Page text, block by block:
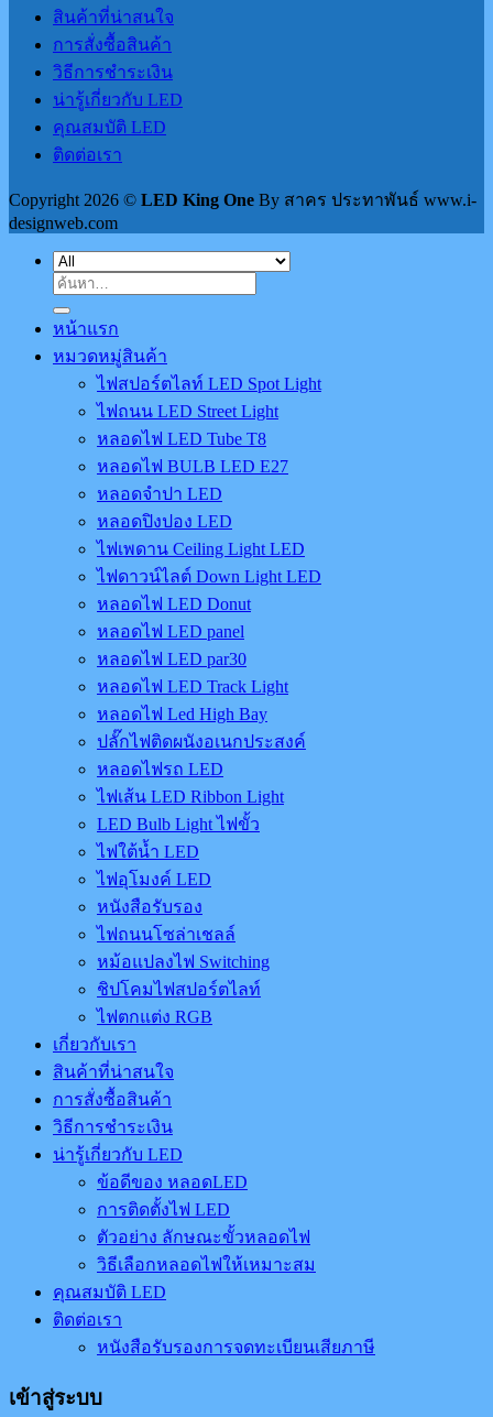
สินค้าที่น่าสนใจ
การสั่งซื้อสินค้า
วิธีการชำระเงิน
น่ารู้เกี่ยวกับ LED
คุณสมบัติ LED
ติดต่อเรา
Copyright 2026 © LED King One By สาคร ประทาพันธ์ www.i-
designweb.com
ค้นหา:
หน้าแรก
หมวดหมู่สินค้า
ไฟสปอร์ตไลท์ LED Spot Light
ไฟถนน LED Street Light
หลอดไฟ LED Tube T8
หลอดไฟ BULB LED E27
หลอดจำปา LED
หลอดปิงปอง LED
ไฟเพดาน Ceiling Light LED
ไฟดาวน์ไลต์ Down Light LED
หลอดไฟ LED Donut
หลอดไฟ LED panel
หลอดไฟ LED par30
หลอดไฟ LED Track Light
หลอดไฟ Led High Bay
ปลั๊กไฟติดผนังอเนกประสงค์
หลอดไฟรถ LED
ไฟเส้น LED Ribbon Light
LED Bulb Light ไฟขั้ว
ไฟใต้น้ำ LED
ไฟอุโมงค์ LED
หนังสือรับรอง
ไฟถนนโซล่าเชลล์
หม้อแปลงไฟ Switching
ชิปโคมไฟสปอร์ตไลท์
ไฟตกแต่ง RGB
เกี่ยวกับเรา
สินค้าที่น่าสนใจ
การสั่งซื้อสินค้า
วิธีการชำระเงิน
น่ารู้เกี่ยวกับ LED
ข้อดีของ หลอดLED
การติดตั้งไฟ LED
ตัวอย่าง ลักษณะขั้วหลอดไฟ
วิธีเลือกหลอดไฟให้เหมาะสม
คุณสมบัติ LED
ติดต่อเรา
หนังสือรับรองการจดทะเบียนเสียภาษี
เข้าสู่ระบบ